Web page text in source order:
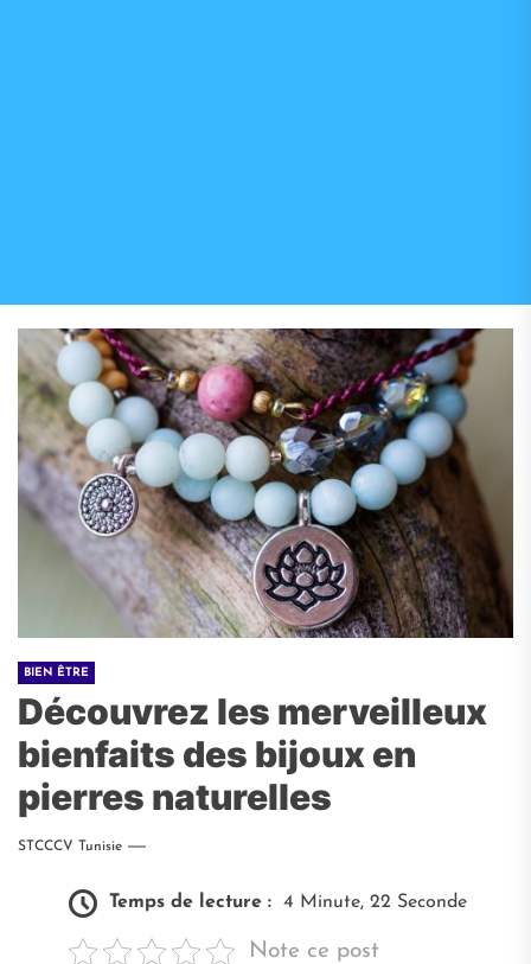
BIEN ÊTRE
Découvrez les merveilleux
bienfaits des bijoux en
pierres naturelles
STCCCV Tunisie
Temps de lecture : 4 Minute, 22 Seconde
Note ce post